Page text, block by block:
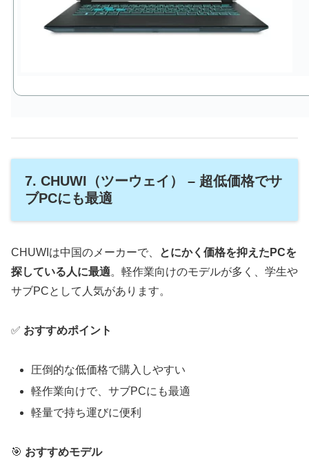
7. CHUWI（ツーウェイ） – 超低価格でサ
ブPCにも最適
CHUWIは中国のメーカーで、
とにかく価格を抑えたPCを
探している人に最適。軽作業向けのモデルが多く、学生や
サブPCとして人気があります。
✅ おすすめポイント
圧倒的な低価格で購入しやすい
軽作業向けで、サブPCにも最適
軽量で持ち運びに便利
🎯 おすすめモデル